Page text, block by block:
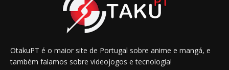
OtakuPT é o maior site de Portugal sobre anime e mangá, e
também falamos sobre videojogos e tecnologia!